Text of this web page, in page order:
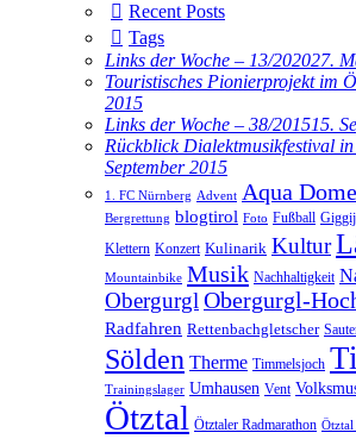
Recent Posts
Tags
Links der Woche – 13/202027.
Touristisches Pionierprojekt im
2015
Links der Woche – 38/201515.
Rückblick Dialektmusikfestival
September 2015
1. FC Nürnberg Advent Aqua Dome
Bergrettung blogtirol Foto Fußball
Klettern Konzert Kulinarik Kultur
Mountainbike Musik Nachhaltigkeit
ObergurglObergurgl-
Radfahren Rettenbachgletscher
Sölden Therme Timmelsjoch
Trainingslager Umhausen Vent
Ötztal Ötztaler Radmarathon Ötztal